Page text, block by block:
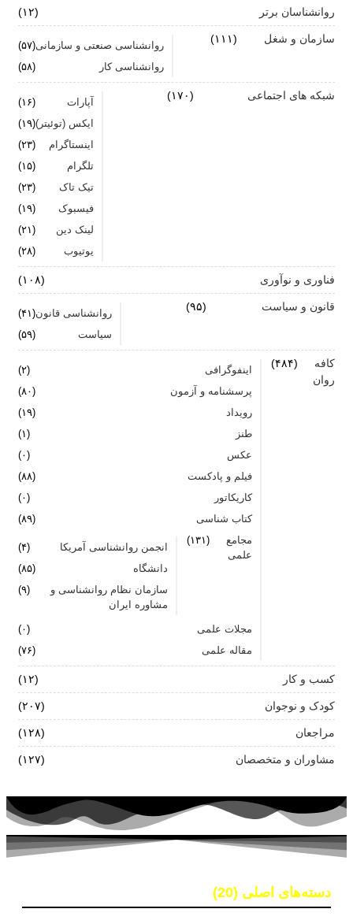
روانشناسان برتر (۱۲)
سازمان و شغل (۱۱۱)
روانشناسی صنعتی و سازمانی(۵۷)
روانشناسی کار
(۵۸)
شبکه های اجتماعی (۱۷۰)
آپارات
(۱۶)
ایکس (توئیتر)(۱۹)
اینستاگرام
(۲۳)
تلگرام
(۱۵)
تیک تاک
(۲۳)
فیسبوک
(۱۹)
لینک دین
(۲۱)
یوتیوب
(۲۸)
فناوری و نوآوری (۱۰۸)
قانون و سیاست (۹۵)
روانشناسی قانون(۴۱)
سیاست
(۵۹)
کافه
روان
(۴۸۴)
اینفوگرافی
(۲)
پرسشنامه و آزمون
(۸۰)
رویداد
(۱۹)
طنز
(۱)
عکس
(۰)
فیلم و پادکست
(۸۸)
کاریکاتور
(۰)
کتاب شناسی
(۸۹)
مجامع
علمی
(۱۳۱)
انجمن روانشناسی آمریکا
(۴)
دانشگاه
(۸۵)
سازمان نظام روانشناسی و
مشاوره ایران
(۹)
مجلات علمی
(۰)
مقاله علمی
(۷۶)
کسب و کار (۱۲)
کودک و نوجوان (۲۰۷)
مراجعان (۱۲۸)
مشاوران و متخصصان (۱۲۷)
دسته‌های اصلی (20)